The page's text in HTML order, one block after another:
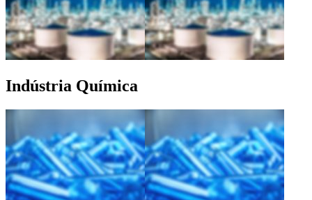
Indústria Química